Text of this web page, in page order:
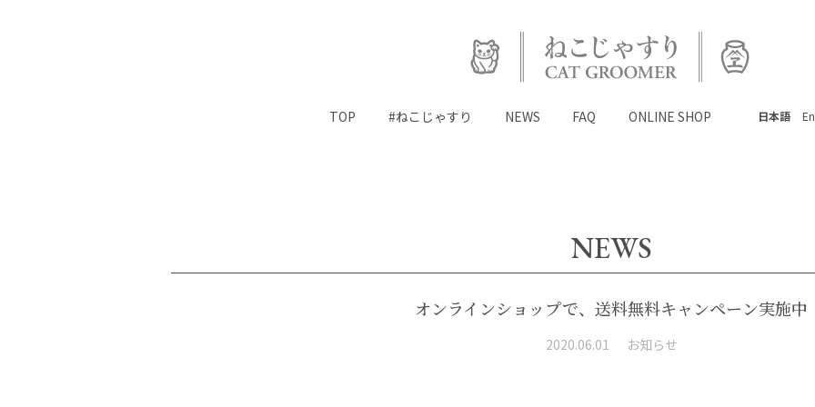
TOP #ねこじゃすり NEWS FAQ ONLINE SHOP 日本語
TOP
#ねこじゃすり
NEWS
オンラインショップで、送料無料キャンペーン実施中
2020.06.01 お知らせ